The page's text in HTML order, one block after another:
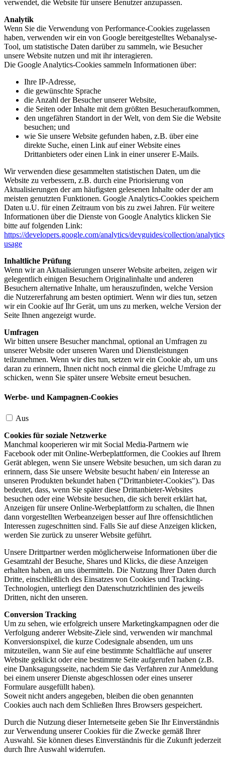
verwendet, die Website für unsere Benutzer anzupassen.
Analytik
Wenn Sie die Verwendung von Performance-Cookies zugelassen
haben, verwenden wir ein von Google bereitgestelltes Webanalyse-
Tool, um statistische Daten darüber zu sammeln, wie Besucher
unsere Website nutzen und mit ihr interagieren.
Die Google Analytics-Cookies sammeln Informationen über:
Ihre IP-Adresse,
die gewünschte Sprache
die Anzahl der Besucher unserer Website,
die Seiten oder Inhalte mit dem größten Besucheraufkommen,
den ungefähren Standort in der Welt, von dem Sie die Website
besuchen; und
wie Sie unsere Website gefunden haben, z.B. über eine
direkte Suche, einen Link auf einer Website eines
Drittanbieters oder einen Link in einer unserer E-Mails.
Wir verwenden diese gesammelten statistischen Daten, um die
Website zu verbessern, z.B. durch eine Priorisierung von
Aktualisierungen der am häufigsten gelesenen Inhalte oder der am
meisten genutzten Funktionen. Google Analytics-Cookies speichern
Daten u.U. für einen Zeitraum von bis zu zwei Jahren. Für weitere
Informationen über die Dienste von Google Analytics klicken Sie
bitte auf folgenden Link:
https://developers.google.com/analytics/devguides/collection/
usage
Inhaltliche Prüfung
Wenn wir an Aktualisierungen unserer Website arbeiten, zeigen wir
gelegentlich einigen Besuchern Originalinhalte und anderen
Besuchern alternative Inhalte, um herauszufinden, welche Version
die Nutzererfahrung am besten optimiert. Wenn wir dies tun, setzen
wir ein Cookie auf Ihr Gerät, um uns zu merken, welche Version der
Seite Ihnen angezeigt wurde.
Umfragen
Wir bitten unsere Besucher manchmal, optional an Umfragen zu
unserer Website oder unseren Waren und Dienstleistungen
teilzunehmen. Wenn wir dies tun, setzen wir ein Cookie ab, um uns
daran zu erinnern, Ihnen nicht noch einmal die gleiche Umfrage zu
schicken, wenn Sie später unsere Website erneut besuchen.
Werbe- und Kampagnen-Cookies
Aus
Cookies für soziale Netzwerke
Manchmal kooperieren wir mit Social Media-Partnern wie
Facebook oder mit Online-Werbeplattformen, die Cookies auf Ihrem
Gerät ablegen, wenn Sie unsere Website besuchen, um sich daran zu
erinnern, dass Sie unsere Website besucht haben/ ein Interesse an
unseren Produkten bekundet haben ("Drittanbieter-Cookies"). Das
bedeutet, dass, wenn Sie später diese Drittanbieter-Websites
besuchen oder eine Website besuchen, die sich bereit erklärt hat,
Anzeigen für unsere Online-Werbeplattform zu schalten, die Ihnen
dann vorgestellten Werbeanzeigen besser auf Ihre offensichtlichen
Interessen zugeschnitten sind. Falls Sie auf diese Anzeigen klicken,
werden Sie zurück zu unserer Website geführt.
Unsere Drittpartner werden möglicherweise Informationen über die
Gesamtzahl der Besuche, Shares und Klicks, die diese Anzeigen
erhalten haben, an uns übermitteln. Die Nutzung Ihrer Daten durch
Dritte, einschließlich des Einsatzes von Cookies und Tracking-
Technologien, unterliegt den Datenschutzrichtlinien des jeweils
Dritten, nicht den unseren.
Conversion Tracking
Um zu sehen, wie erfolgreich unsere Marketingkampagnen oder die
Verfolgung anderer Website-Ziele sind, verwenden wir manchmal
Konversionspixel, die kurze Codesignale absenden, um uns
mitzuteilen, wann Sie auf eine bestimmte Schaltfläche auf unserer
Website geklickt oder eine bestimmte Seite aufgerufen haben (z.B.
eine Danksagungsseite, nachdem Sie das Verfahren zur Anmeldung
bei einem unserer Dienste abgeschlossen oder eines unserer
Formulare ausgefüllt haben).
Soweit nicht anders angegeben, bleiben die oben genannten
Cookies auch nach dem Schließen Ihres Browsers gespeichert.
Durch die Nutzung dieser Internetseite geben Sie Ihr Einverständnis
zur Verwendung unserer Cookies für die Zwecke gemäß Ihrer
Auswahl. Sie können dieses Einverständnis für die Zukunft jederzeit
durch Ihre Auswahl widerrufen.